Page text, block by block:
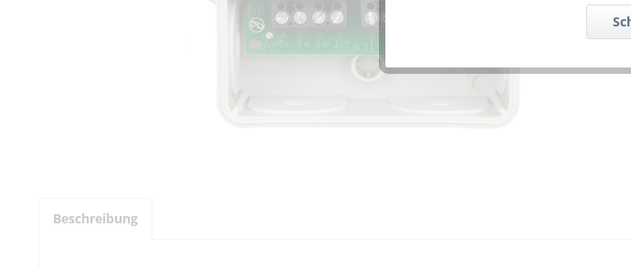
Beschreibung